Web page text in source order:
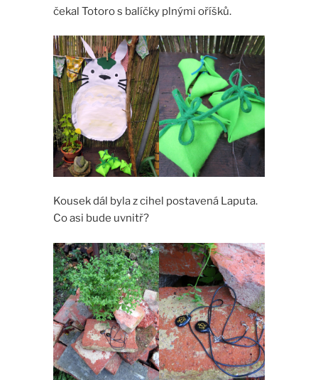
čekal Totoro s balíčky plnými oříšků.
Kousek dál byla z cihel postavená Laputa.
Co asi bude uvnitř?